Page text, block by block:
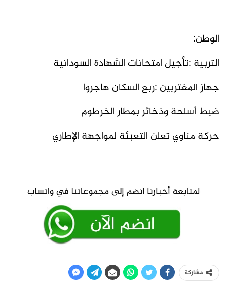
الوطن:
التربية :تأجيل امتحانات الشهادة السودانية
جهاز المغتربين :ربع السكان هاجروا
ضبط أسلحة وذخائر بمطار الخرطوم
حركة مناوي تعلن التعبئة لمواجهة الإطاري
مشاركة